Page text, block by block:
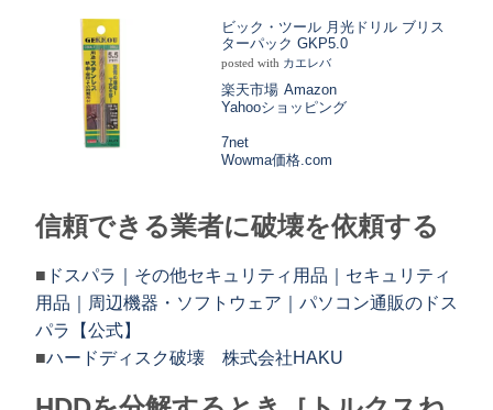
ビック・ツール 月光ドリル ブリス
ターパック GKP5.0
posted with カエレバ
楽天市場 Amazon
Yahooショッピング
7net
Wowma価格.com
信頼できる業者に破壊を依頼する
■ ドスパラ｜その他セキュリティ用品｜セキュリティ
用品｜周辺機器・ソフトウェア｜パソコン通販のドス
パラ【公式】
■ハードディスク破壊 株式会社HAKU